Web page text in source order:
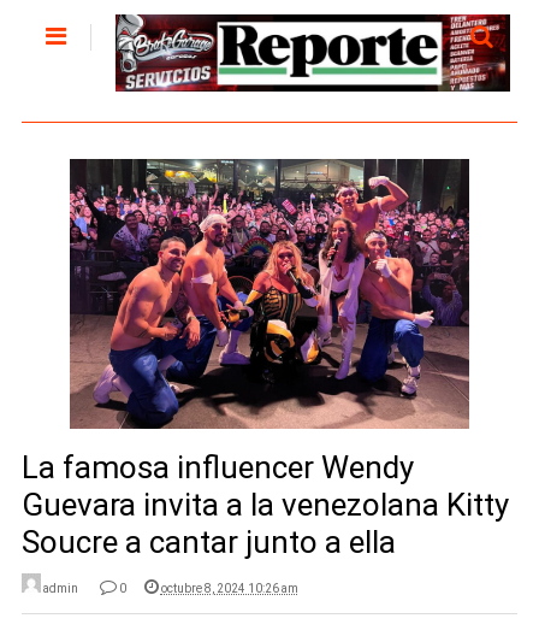
La famosa influencer Wendy
Guevara invita a la venezolana Kitty
Soucre a cantar junto a ella
admin 0 octubre 8, 2024 10:26 am